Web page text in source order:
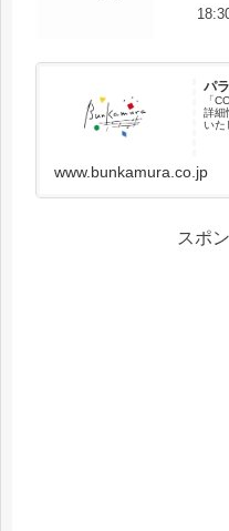
パ
「
詳細
いた
www.bunkamura.co.jp
スポ